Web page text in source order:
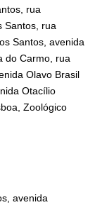
rua
Santos, rua
Santos, avenida
do Carmo, rua
Olavo Brasil
Otacílio
Zoológico
avenida